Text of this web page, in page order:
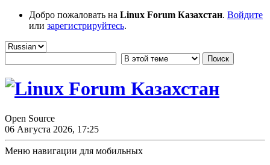
Добро пожаловать на Linux Forum Казахстан. Войдите
или зарегистрируйтесь.
Open Source
06 Августа 2026, 17:25
Меню навигации для мобильных